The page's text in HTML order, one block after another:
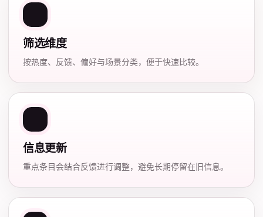
筛选维度
按热度、反馈、偏好与场景分类，便于快速比较。
信息更新
重点条目会结合反馈进行调整，避免长期停留在旧信息。